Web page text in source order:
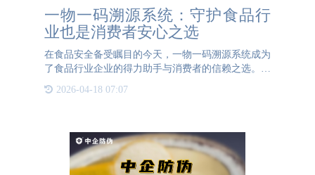
一物一码溯源系统：守护食品行
业也是消费者安心之选
在食品安全备受瞩目的今天，一物一码溯源系统成为
了食品行业企业的得力助手与消费者的信赖之选。这
为消费者带来了前所未有的便捷与安心。一物一码溯
2026-04-18 07:07